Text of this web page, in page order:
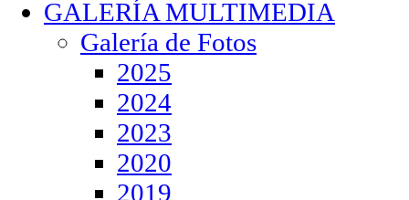
GALERÍA MULTIMEDIA
Galería de Fotos
2025
2024
2023
2020
2019